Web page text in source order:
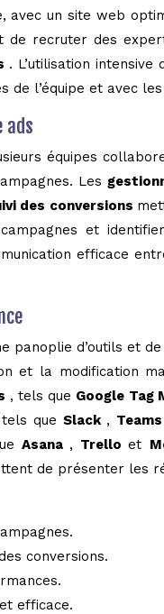
un site web
de recruter des
. L’utilisation
l’équipe et avec
ads
équipes
Les
des conversions
et
efficace
panoplie d’outils et
et la modification
, tels que Google Tag
tels queSlack ,
Asana , Trelloet
de présenter les
conversions.
efficace.